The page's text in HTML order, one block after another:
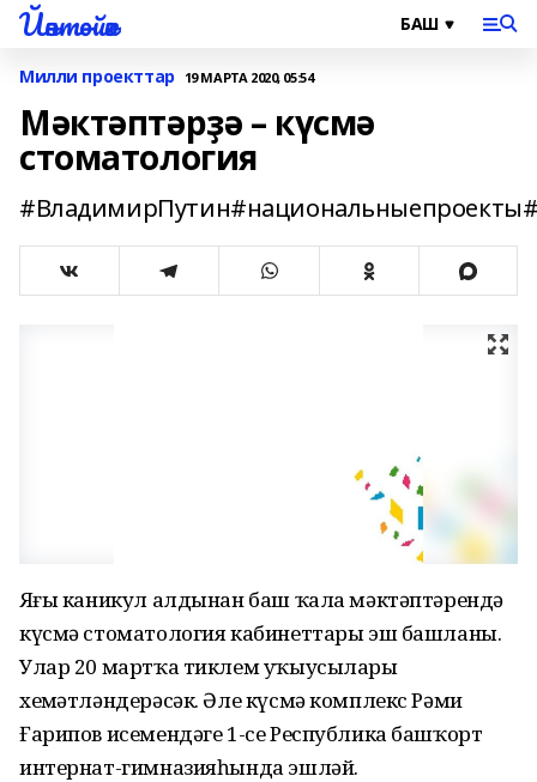
Йәнтөйәк
Милли проекттар 19 МАРТА 2020, 05:54
Мәктәптәрҙә – күсмә
стоматология
Яҙғы каникул алдынан баш ҡала мәктәптәрендә
күсмә стоматология кабинеттары эш башланы.
Улар 20 мартҡа тиклем уҡыусыларҙы
хеҙмәтләндерәсәк. Әле күсмә комплекс Рәми
Ғарипов исемендәге 1-се Республика башҡорт
интернат-гимназияһында эшләй.